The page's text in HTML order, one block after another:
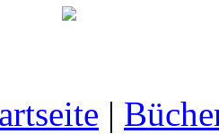
|